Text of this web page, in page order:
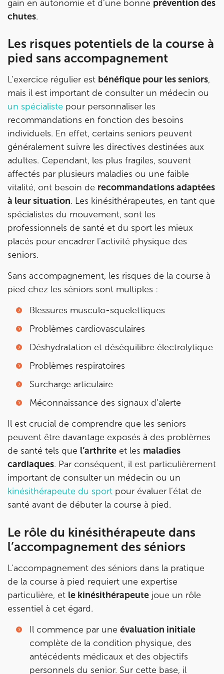
gain en autonomie et d’une bonne prévention des
chutes.
Les risques potentiels de la course à
pied sans accompagnement
L’exercice régulier est bénéfique pour les seniors,
mais il est important de consulter un médecin ou
un spécialiste pour personnaliser les
recommandations en fonction des besoins
individuels. En effet, certains seniors peuvent
généralement suivre les directives destinées aux
adultes. Cependant, les plus fragiles, souvent
affectés par plusieurs maladies ou une faible
vitalité, ont besoin de recommandations adaptées
à leur situation. Les kinésithérapeutes, en tant que
spécialistes du mouvement, sont les
professionnels de santé et du sport les mieux
placés pour encadrer l’activité physique des
seniors.
Sans accompagnement, les risques de la course à
pied chez les séniors sont multiples :
Blessures musculo-squelettiques
Problèmes cardiovasculaires
Déshydratation et déséquilibre électrolytique
Problèmes respiratoires
Surcharge articulaire
Méconnaissance des signaux d’alerte
Il est crucial de comprendre que les seniors
peuvent être davantage exposés à des problèmes
de santé tels que l’arthrite et les maladies
cardiaques. Par conséquent, il est particulièrement
important de consulter un médecin ou un
kinésithérapeute du sport pour évaluer l’état de
santé avant de débuter la course à pied.
Le rôle du kinésithérapeute dans
l’accompagnement des séniors
L’accompagnement des séniors dans la pratique
de la course à pied requiert une expertise
particulière, et le kinésithérapeute joue un rôle
essentiel à cet égard.
Il commence par une évaluation initiale
complète de la condition physique, des
antécédents médicaux et des objectifs
personnels du senior. Sur cette base, il
IK PARIS 8 – SAINT-LAZARE
20 Rue de la Pépinière 75008 Paris
01 55 06 05 07
Prenez RDV sur
PARIS 9 – PETRELLE
6 Rue Petrelle 75009 Paris
6 Rue Petrelle 75009 Paris
01 71 97 53 67
Prenez RDV sur
Prenez RDV sur
IK Paris 11
10 Rue Roubo 75011 Paris
Prenez RDV sur
Prenez RDV sur
IK VANVES
5 Rue Monge 92170 Vanves
01 46 44 33 92
Prenez RDV sur
Prenez RDV sur
IK SAINT-GERMAIN
199 Bd Saint-Germain 75007 Paris
199 Bd Saint-Germain 75007 Paris
01 43 25 10 20
Prenez RDV sur
Prenez RDV sur
IK BOIS COLOMBES
1 Rue Mertens 92600 Bois-Colombes
1 Rue Mertens 92600 Bois-Colombes
01 43 50 50 81
Prenez RDV sur
Prenez RDV sur
IK OLYMPE SANTE ANTONY
28 Rue Velpeau 92160 Antony